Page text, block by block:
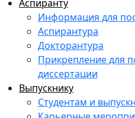
Аспиранту
Информация для
Аспирантура
Докторантура
Прикрепление для
диссертации
Выпускнику
Студентам и